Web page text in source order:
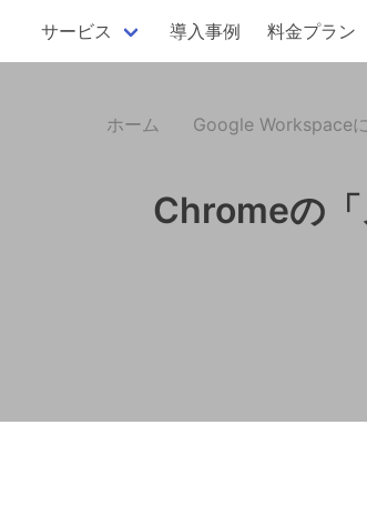
サービス 導入事例 料金プラン
ホーム Google Workspace
Chromeの